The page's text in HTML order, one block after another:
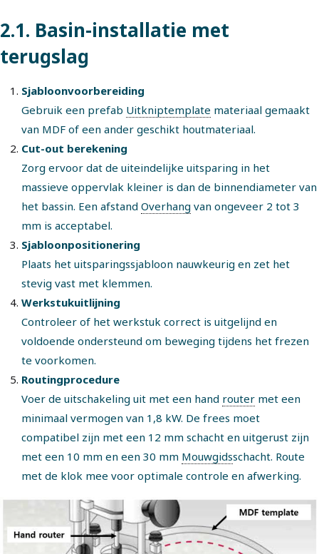
2.1. Basin-installatie met
terugslag
Sjabloonvoorbereiding
Gebruik een prefab Uitkniptemplate materiaal gemaakt
van MDF of een ander geschikt houtmateriaal.
Cut-out berekening
Zorg ervoor dat de uiteindelijke uitsparing in het
massieve oppervlak kleiner is dan de binnendiameter van
het bassin. Een afstand Overhang van ongeveer 2 tot 3
mm is acceptabel.
Sjabloonpositionering
Plaats het uitsparingssjabloon nauwkeurig en zet het
stevig vast met klemmen.
Werkstukuitlijning
Controleer of het werkstuk correct is uitgelijnd en
voldoende ondersteund om beweging tijdens het frezen
te voorkomen.
Routingprocedure
Voer de uitschakeling uit met een hand router met een
minimaal vermogen van 1,8 kW. De frees moet
compatibel zijn met een 12 mm schacht en uitgerust zijn
met een 10 mm en een 30 mm Mouwgidsschacht. Route
met de klok mee voor optimale controle en afwerking.